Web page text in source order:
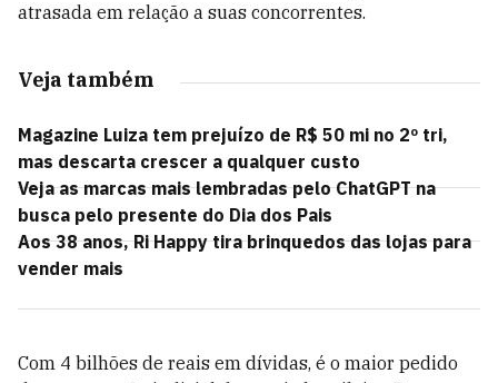
atrasada em relação a suas concorrentes.
Veja também
Magazine Luiza tem prejuízo de R$ 50 mi no 2º tri,
mas descarta crescer a qualquer custo
Veja as marcas mais lembradas pelo ChatGPT na
busca pelo presente do Dia dos Pais
Aos 38 anos, Ri Happy tira brinquedos das lojas para
vender mais
Com 4 bilhões de reais em dívidas, é o maior pedido